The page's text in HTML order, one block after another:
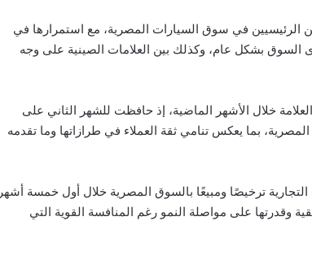
أحد اللاعبين الرئيسيين في سوق السيارات المصرية، مع استمرارها في
بشكل عام، وكذلك بين العلامات الصينية على وجه
العلامة خلال الأشهر الماضية، إذ حافظت للشهر الثاني على
بما يعكس تنامي ثقة العملاء في طرازاتها وما تقدمه
ترخيصًا ومبيعًا بالسوق المصرية خلال أول خمسة أشهر
وقدرتها على مواصلة النمو رغم المنافسة القوية التي